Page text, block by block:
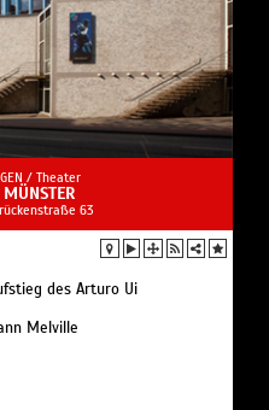
/ Theater
MÜNSTER
63
des Arturo Ui
Melville